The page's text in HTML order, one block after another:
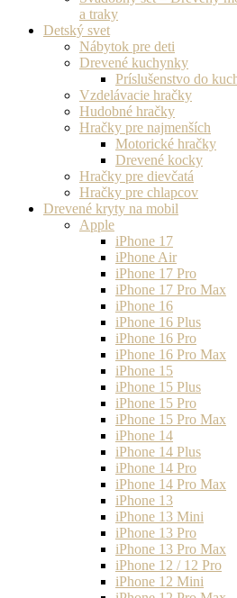
a traky
Detský svet
Nábytok pre deti
Drevené kuchynky
Príslušenstvo do
Vzdelávacie hračky
Hudobné hračky
Hračky pre najmenších
Motorické hračky
Drevené kocky
Hračky pre dievčatá
Hračky pre chlapcov
Drevené kryty na mobil
Apple
iPhone 17
iPhone Air
iPhone 17 Pro
iPhone 17 Pro Max
iPhone 16
iPhone 16 Plus
iPhone 16 Pro
iPhone 16 Pro Max
iPhone 15
iPhone 15 Plus
iPhone 15 Pro
iPhone 15 Pro Max
iPhone 14
iPhone 14 Plus
iPhone 14 Pro
iPhone 14 Pro Max
iPhone 13
iPhone 13 Mini
iPhone 13 Pro
iPhone 13 Pro Max
iPhone 12 / 12 Pro
iPhone 12 Mini